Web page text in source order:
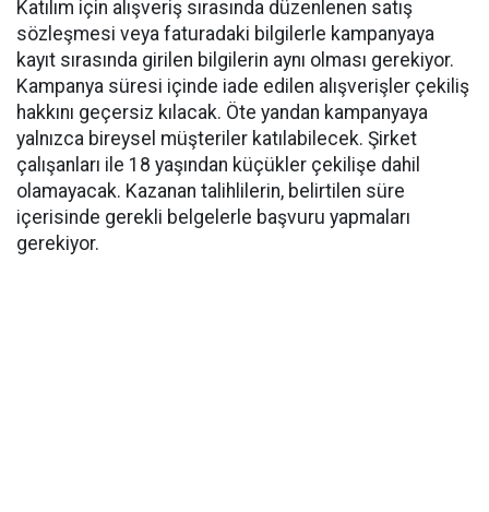
Katılım için alışveriş sırasında düzenlenen satış
sözleşmesi veya faturadaki bilgilerle kampanyaya
kayıt sırasında girilen bilgilerin aynı olması gerekiyor.
Kampanya süresi içinde iade edilen alışverişler çekiliş
hakkını geçersiz kılacak. Öte yandan kampanyaya
yalnızca bireysel müşteriler katılabilecek. Şirket
çalışanları ile 18 yaşından küçükler çekilişe dahil
olamayacak. Kazanan talihlilerin, belirtilen süre
içerisinde gerekli belgelerle başvuru yapmaları
gerekiyor.